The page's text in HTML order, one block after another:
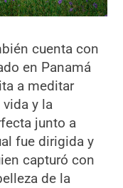
cuenta con
en Panamá
a meditar
y la
junto a
fue dirigida y
capturó con
de la